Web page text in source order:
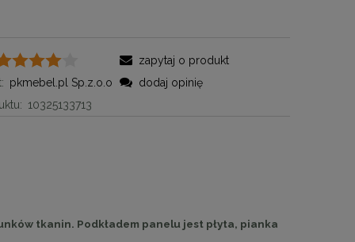
pkmebel.pl Sp.z.o.o
10325133713
zapytaj o produkt
dodaj opinię
tkanin. Podkładem panelu jest płyta, pianka